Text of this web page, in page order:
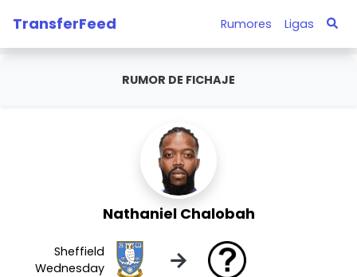
TransferFeed Rumores Ligas
RUMOR DE FICHAJE
Nathaniel Chalobah
Sheffield
Wednesday
→